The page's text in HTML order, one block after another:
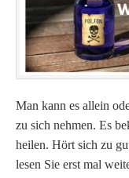
Man kann es allein
zu sich nehmen. Es
heilen. Hört sich zu
lesen Sie erst mal